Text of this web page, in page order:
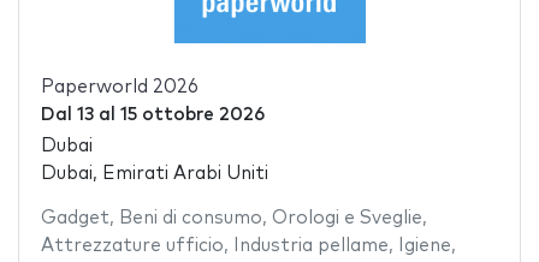
Paperworld 2026
Dal 13al 15 ottobre 2026
Dubai
Dubai, Emirati Arabi Uniti
Gadget, Beni di consumo, Orologi e Sveglie,
Attrezzature ufficio, Industria pellame, Igiene,